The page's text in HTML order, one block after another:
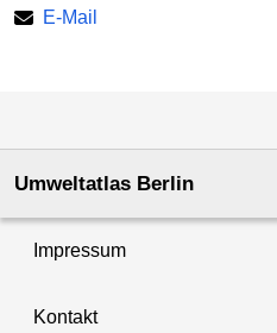
E-Mail
Umweltatlas Berlin
Impressum
Kontakt